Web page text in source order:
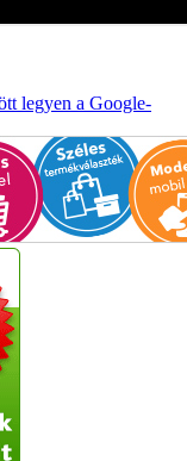
legyen a Google-